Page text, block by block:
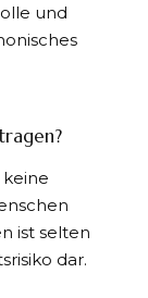
und
ist selten
dar.